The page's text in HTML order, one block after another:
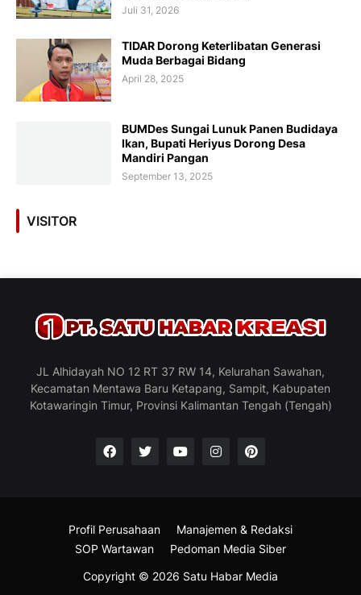
Juli 31, 2026
TIDAR Dorong Keterlibatan Generasi
Muda Berbagai Bidang
April 28, 2025
BUMDes Sungai Lunuk Panen Budidaya
Ikan, Bupati Heriyus Dorong Desa
Mandiri Pangan
September 13, 2025
VISITOR
JL Alhidayah NO 12 RT 37 RW 14, Kelurahan Sawahan,
Kecamatan Mentawa Baru Ketapang, Sampit, Kabupaten
Kotawaringin Timur, Provinsi Kalimantan Tengah (Tengah)
Copyright © 2026 Satu Habar Media
Profil Perusahaan
Manajemen & Redaksi
SOP Wartawan
Pedoman Media Siber